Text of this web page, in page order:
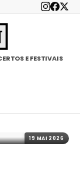
E FESTIVAIS
19 MAI 2026